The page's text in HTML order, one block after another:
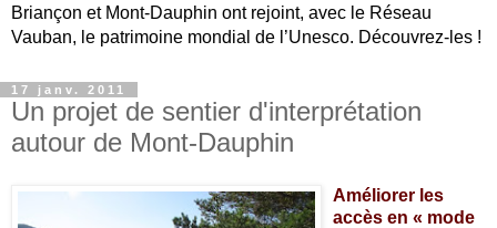
Briançon et Mont-Dauphin ont rejoint, avec le Réseau
Vauban, le patrimoine mondial de l’Unesco. Découvrez-les !
17 janv. 2011
Un projet de sentier d'interprétation
autour de Mont-Dauphin
Améliorer les
accès en « mode